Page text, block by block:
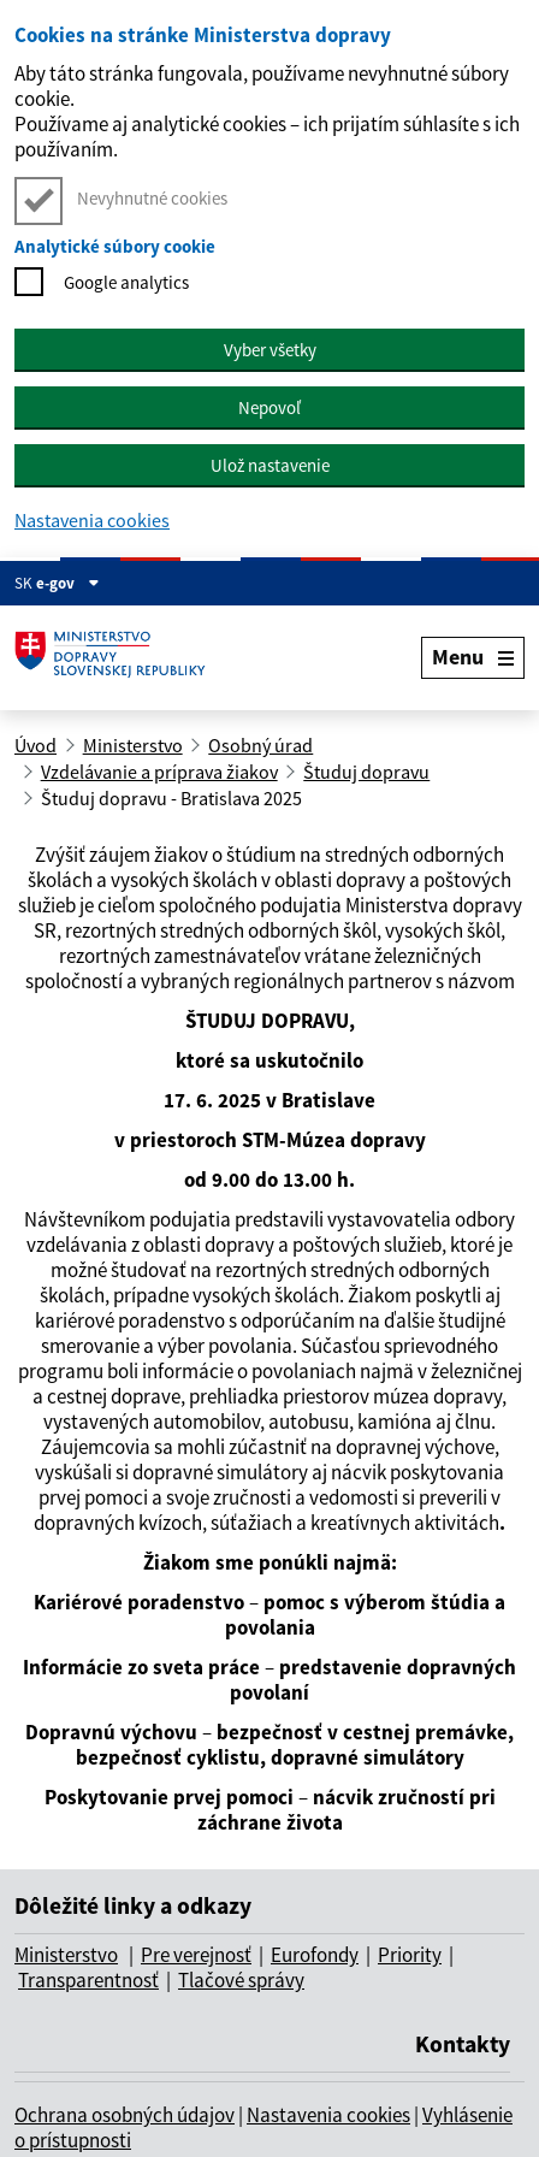
Preskočiť na hlavný obsah
Cookies na stránke Ministerstva dopravy
Aby táto stránka fungovala, používame nevyhnutné súbory
cookie.
Používame aj analytické cookies – ich prijatím súhlasíte s ich
používaním.
Nevyhnutné cookies
Analytické súbory cookie
Google analytics
Vyber všetky
Nepovoľ
Ulož nastavenie
Nastavenia cookies
SKe-gov
Menu
Úvod Ministerstvo
Osobný úrad
Vzdelávanie a príprava žiakov
Študuj dopravu
Študuj dopravu - Bratislava 2025
Zvýšiť záujem žiakov o štúdium na stredných odborných
školách a vysokých školách v oblasti dopravy a poštových
služieb je cieľom spoločného podujatia Ministerstva dopravy
SR, rezortných stredných odborných škôl, vysokých škôl,
rezortných zamestnávateľov vrátane železničných
spoločností a vybraných regionálnych partnerov s názvom
ŠTUDUJ DOPRAVU,
ktoré sa uskutočnilo
17. 6. 2025 v Bratislave
v priestoroch STM-Múzea dopravy
od 9.00 do 13.00 h.
Návštevníkom podujatia predstavili vystavovatelia odbory
vzdelávania z oblasti dopravy a poštových služieb, ktoré je
možné študovať na rezortných stredných odborných
školách, prípadne vysokých školách. Žiakom poskytli aj
kariérové poradenstvo s odporúčaním na ďalšie študijné
smerovanie a výber povolania. Súčasťou sprievodného
programu boli informácie o povolaniach najmä v železničnej
a cestnej doprave, prehliadka priestorov múzea dopravy,
vystavených automobilov, autobusu, kamióna aj člnu.
Záujemcovia sa mohli zúčastniť na dopravnej výchove,
vyskúšali si dopravné simulátory aj nácvik poskytovania
prvej pomoci a svoje zručnosti a vedomosti si preverili v
dopravných kvízoch, súťažiach a kreatívnych aktivitách.
Žiakom sme ponúkli najmä:
Kariérové poradenstvo– pomoc s výberom štúdia a
povolania
Informácie zo sveta práce– predstavenie dopravných
povolaní
Dopravnú výchovu – bezpečnosť v cestnej premávke,
bezpečnosť cyklistu, dopravné simulátory
Poskytovanie prvej pomoci –nácvik zručností pri
záchrane života
Dôležité linky a odkazy
Ministerstvo | Pre verejnosť | Eurofondy | Priority |
Transparentnosť | Tlačové správy
Kontakty
Ochrana osobných údajov| Nastavenia cookies|Vyhlásenie
o prístupnosti